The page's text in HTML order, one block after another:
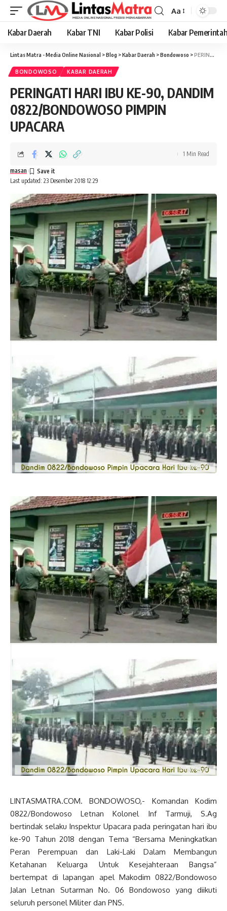
Font
Resizer
Aa
Kabar Daerah Kabar TNI Kabar Polisi Kabar
Lintas Matra - Media Online Nasional >Blog >Kabar Daerah >Bondowoso >PERINGATI HARI IBU KE-90, DANDIM 0822/BONDOWOSO PIMPIN UPACARA
BONDOWOSO KABAR DAERAH
PERINGATI HARI IBU KE-90, DANDIM
0822/BONDOWOSO PIMPIN
UPACARA
Last updated: 23 Desember 2018 12:29
masan
1 Min Read
LINTASMATRA.COM. BONDOWOSO,- Komandan Kodim
0822/Bondowoso Letnan Kolonel Inf Tarmuji, S.Ag
bertindak selaku Inspektur Upacara pada peringatan hari ibu
ke-90 Tahun 2018 dengan Tema “Bersama Meningkatkan
Peran Perempuan dan Laki-Laki Dalam Membangun
Ketahanan Keluarga Untuk Kesejahteraan Bangsa”
bertempat di lapangan apel Makodim 0822/Bondowoso
Jalan Letnan Sutarman No. 06 Bondowoso yang diikuti
seluruh personel Militer dan PNS.